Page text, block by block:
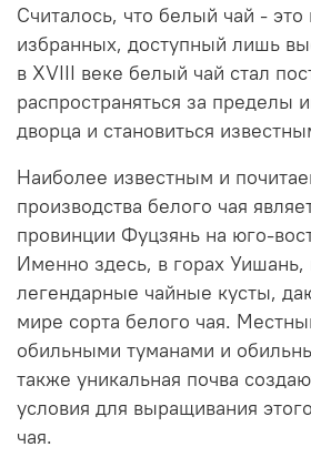
Считалось, что белый чай - это
избранных, доступный лишь
в XVIII веке белый чай стал
распространяться за пределы
дворца и становиться
Наиболее известным и
производства белого чая
провинции Фуцзянь на юго-
Именно здесь, в горах Уишань,
легендарные чайные кусты,
мире сорта белого чая.
обильными туманами и
также уникальная почва
условия для выращивания
чая.